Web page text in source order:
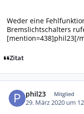
Weder eine
Bremslichtschalters
[mention=438]phil23[/
Zitat
phil23 Mitglied
29. März 2020 um